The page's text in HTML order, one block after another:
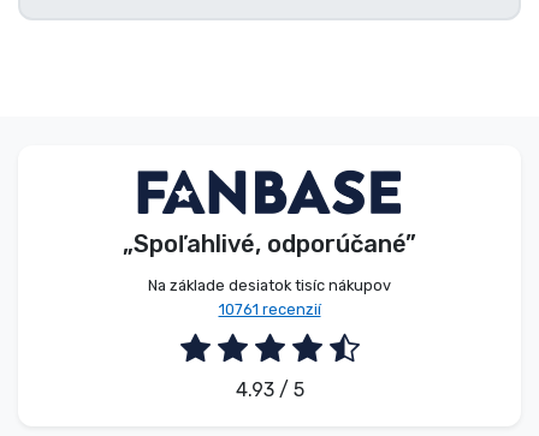
„Spoľahlivé, odporúčané”
Na základe desiatok tisíc nákupov
10761 recenzií
4.93 / 5